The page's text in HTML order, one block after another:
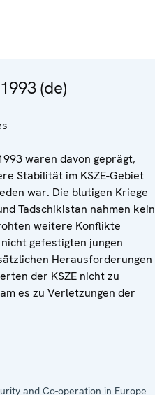
(de)
waren davon geprägt,
Stabilität im KSZE-Gebiet
war. Die blutigen Kriege
Tadschikistan nahmen kein
weitere Konflikte
gefestigten jungen
Herausforderungen
der KSZE nicht zu
es zu Verletzungen der
and Co-operation in Europe